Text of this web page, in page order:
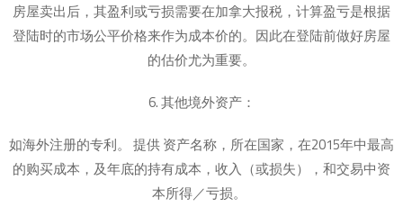
房屋卖出后，其盈利或亏损需要在加拿大报税，计算盈亏是根据
登陆时的市场公平价格来作为成本价的。因此在登陆前做好房屋
的估价尤为重要。
6. 其他境外资产：
如海外注册的专利。 提供 资产名称，所在国家，在2015年中最高
的购买成本，及年底的持有成本，收入（或损失），和交易中资
本所得／亏损。